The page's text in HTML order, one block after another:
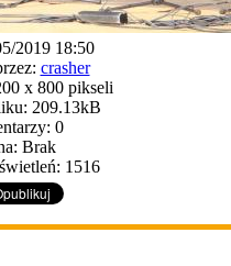
2019 18:50
crasher
x 800 pikseli
209.13kB
0
Brak
1516